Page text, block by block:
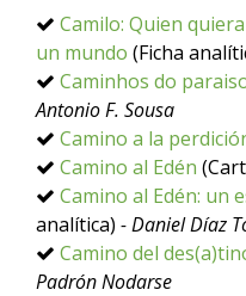
Camilo: Quien
un mundo (Ficha
Caminhos do
Antonio F. Sousa
Camino a la
Camino al Edén
Camino al Edén: un
analítica) - Daniel Díaz
Camino del
Padrón Nodarse